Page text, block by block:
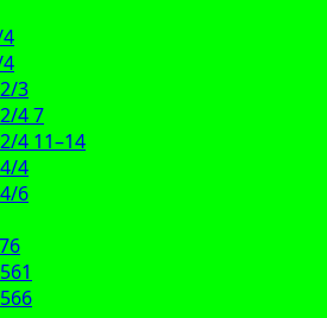
3
4 7
4 11–14
4
6